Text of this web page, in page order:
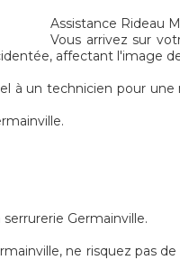
Assistance Rideau
Vous arrivez sur
affectant l'image
un technicien pour
Germainville.
ne risquez pas